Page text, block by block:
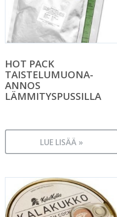
HOT PACK
TAISTELUMUONA-
ANNOS
LÄMMITYSPUSSILLA
LUE LISÄÄ »